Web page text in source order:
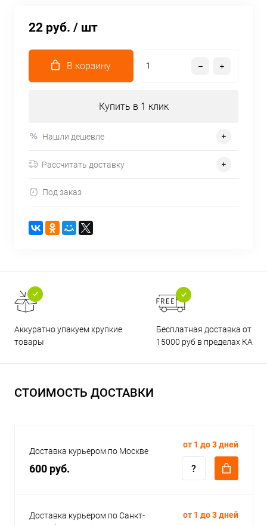
22 руб. / шт
В корзину
Купить в 1 клик
Нашли дешевле
Рассчитать доставку
Под заказ
Аккуратно упакуем хрупкие
товары
Бесплатная доставка от
15000 руб в пределах КАД
СТОИМОСТЬ ДОСТАВКИ
Доставка курьером по Москве
600 руб.
от 1 до 3 дней
Доставка курьером по Санкт-
от 1 до 3 дней